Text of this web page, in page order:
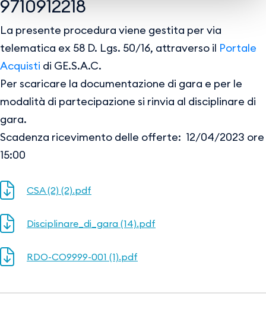
9710912218
La presente procedura viene gestita per via
telematica ex 58 D. Lgs. 50/16, attraverso il Portale
Acquisti di GE.S.A.C.
Per scaricare la documentazione di gara e per le
modalità di partecipazione si rinvia al disciplinare di
gara.
Scadenza ricevimento delle offerte: 12/04/2023 ore
15:00
CSA (2) (2).pdf
Disciplinare_di_gara (14).pdf
RDO-CO9999-001 (1).pdf